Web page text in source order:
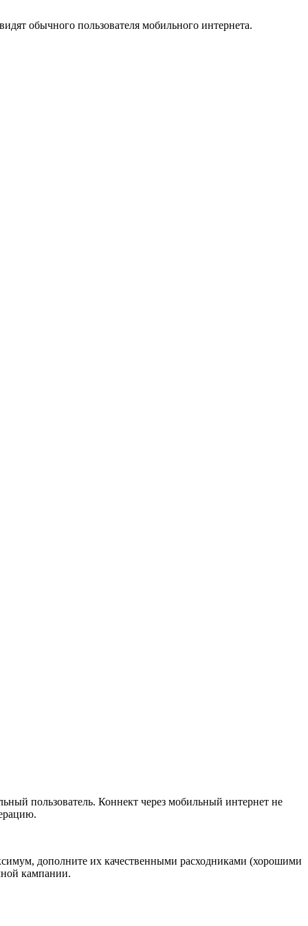
обычного пользователя мобильного интернета.
пользователь. Коннект через мобильный интернет не
дополните их качественными расходниками (хорошими
кампании.